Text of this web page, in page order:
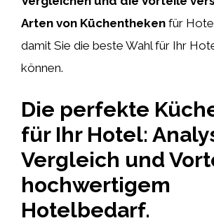
Arten von Küchentheken für
damit Sie die beste Wahl für Ihr
können.
Die perfekte
für Ihr Hotel:
Vergleich und
hochwertigem
Hotelbedarf.